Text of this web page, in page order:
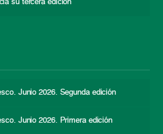
su tercera edición
Junio 2026. Segunda edición
Junio 2026. Primera edición